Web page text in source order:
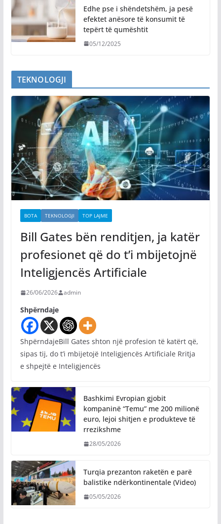
Edhe pse i shëndetshëm, ja pesë
efektet anësore të konsumit të
tepërt të qumështit
05/12/2025
TEKNOLOGJI
BOTA TEKNOLOGJI TOP LAJME
Bill Gates bën renditjen, ja katër
profesionet që do t’i mbijetojnë
Inteligjencës Artificiale
26/06/2026 admin
Shpërndaje
ShpërndajeBill Gates shton një profesion të katërt që,
sipas tij, do t’i mbijetojë Inteligjencës Artificiale Rritja
e shpejtë e Inteligjencës
Bashkimi Evropian gjobit
kompaninë “Temu” me 200 milionë
euro, lejoi shitjen e produkteve të
rrezikshme
28/05/2026
Turqia prezanton raketën e parë
balistike ndërkontinentale (Video)
05/05/2026